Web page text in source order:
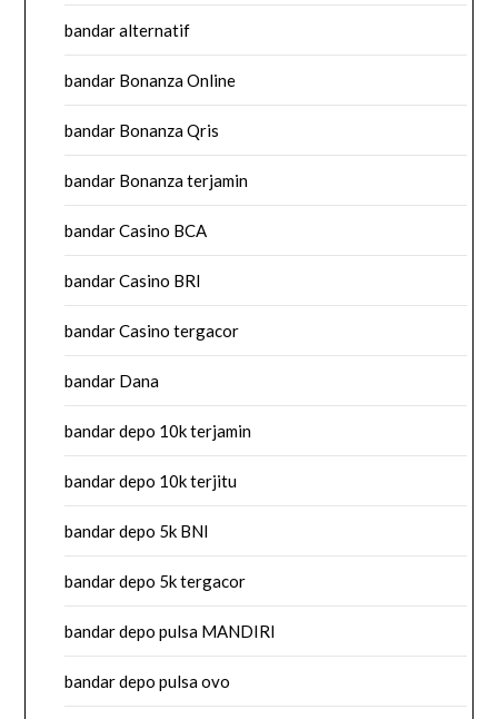
bandar alternatif
bandar Bonanza Online
bandar Bonanza Qris
bandar Bonanza terjamin
bandar Casino BCA
bandar Casino BRI
bandar Casino tergacor
bandar Dana
bandar depo 10k terjamin
bandar depo 10k terjitu
bandar depo 5k BNI
bandar depo 5k tergacor
bandar depo pulsa MANDIRI
bandar depo pulsa ovo